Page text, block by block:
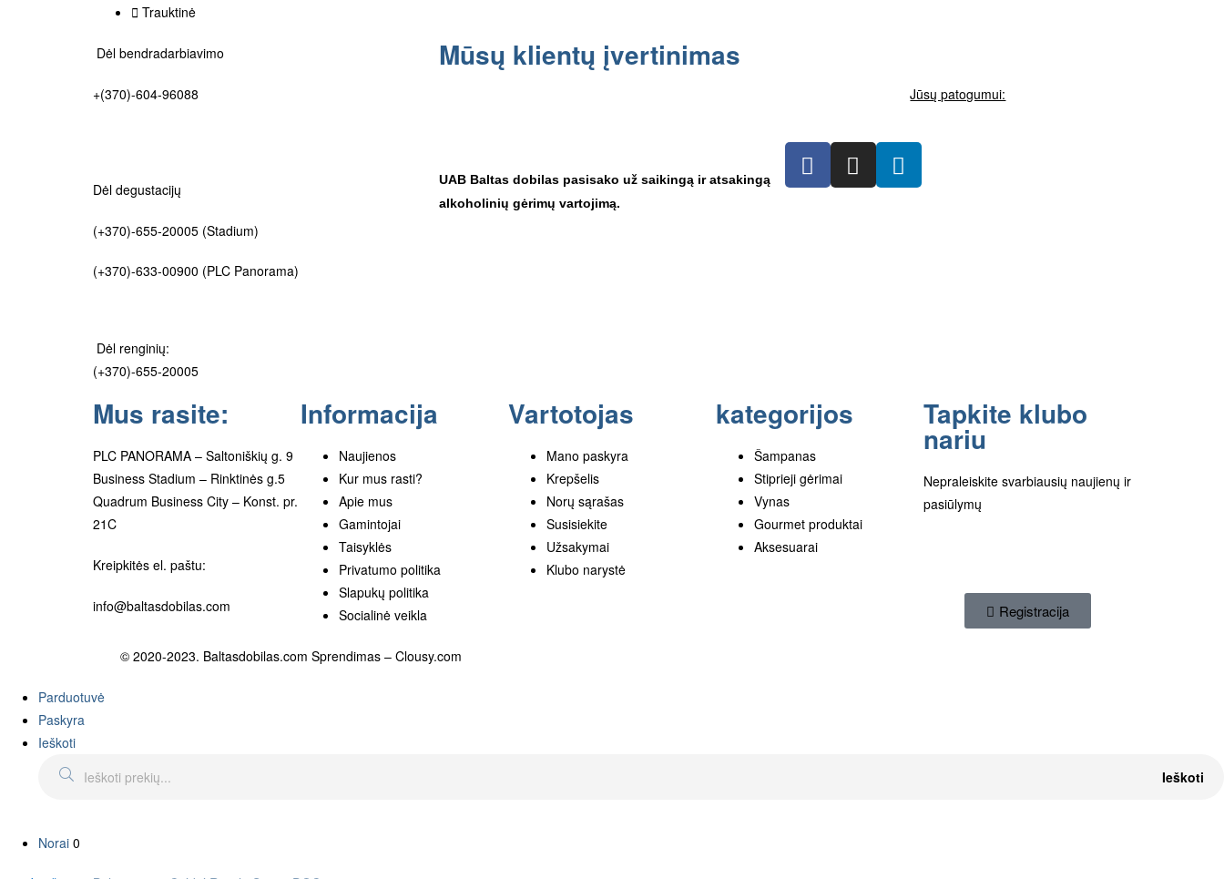
Trauktinė
Dėl bendradarbiavimo
+(370)-604-96088
Dėl degustacijų
(+370)-655-20005 (Stadium)
(+370)-633-00900 (PLC Panorama)
Dėl renginių:
(+370)-655-20005
Mūsų klientų įvertinimas
UAB Baltas dobilas pasisako už saikingą ir atsakingą
alkoholinių gėrimų vartojimą.
Jūsų patogumui:
Mus rasite:
PLC PANORAMA – Saltoniškių g. 9
Business Stadium – Rinktinės g.5
Quadrum Business City – Konst. pr.
21C
Kreipkitės el. paštu:
info@baltasdobilas.com
Informacija
Naujienos
Kur mus rasti?
Apie mus
Gamintojai
Taisyklės
Privatumo politika
Slapukų politika
Socialinė veikla
Vartotojas
Mano paskyra
Krepšelis
Norų sąrašas
Susisiekite
Užsakymai
Klubo narystė
kategorijos
Šampanas
Stiprieji gėrimai
Vynas
Gourmet produktai
Aksesuarai
Tapkite klubo
nariu
Nepraleiskite svarbiausių naujienų ir
pasiūlymų
Registracija
© 2020-2023. Baltasdobilas.com Sprendimas – Clousy.com
Parduotuvė
Paskyra
Ieškoti
Ieškoti
Norai 0